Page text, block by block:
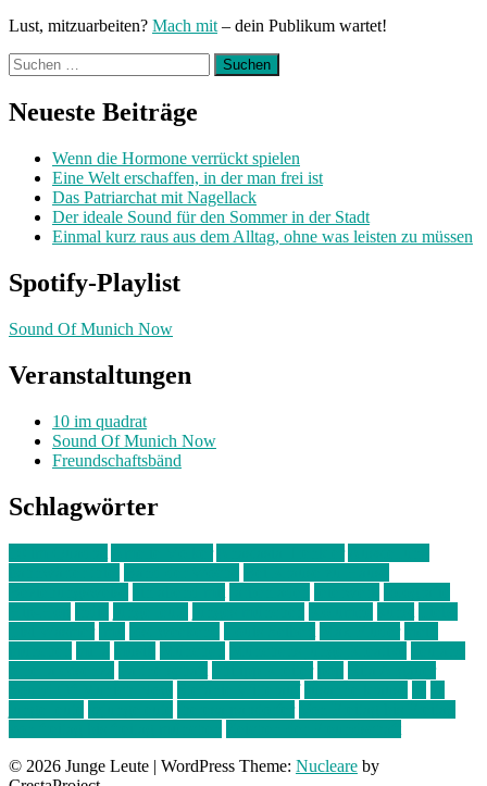
Lust, mitzuarbeiten? Mach mit– dein Publikum wartet!
Suchen
nach:
Neueste Beiträge
Wenn die Hormone verrückt spielen
Eine Welt erschaffen, in der man frei ist
Das Patriarchat mit Nagellack
Der ideale Sound für den Sommer in der Stadt
Einmal kurz raus aus dem Alltag, ohne was leisten zu müssen
Spotify-Playlist
Sound Of Munich Now
Veranstaltungen
10 im quadrat
Sound Of Munich Now
Freundschaftsbänd
Schlagwörter
© 2026 Junge Leute | WordPress Theme: Nucleare by